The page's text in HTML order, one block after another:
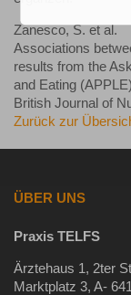
Zanesco, S. et al.
Associations
results from the
and Eating
British Journal of
Zurück zur
ÜBER UNS
Praxis TELFS
Ärztehaus 1, 2ter
Marktplatz 3, A-